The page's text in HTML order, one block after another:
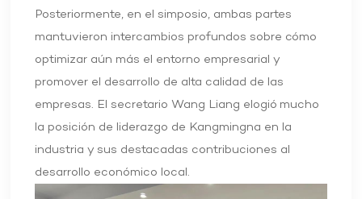
Posteriormente, en el simposio, ambas partes
mantuvieron intercambios profundos sobre cómo
optimizar aún más el entorno empresarial y
promover el desarrollo de alta calidad de las
empresas. El secretario Wang Liang elogió mucho
la posición de liderazgo de Kangmingna en la
industria y sus destacadas contribuciones al
desarrollo económico local.